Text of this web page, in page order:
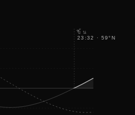
ขึ้น
23:32 · 59 °NE